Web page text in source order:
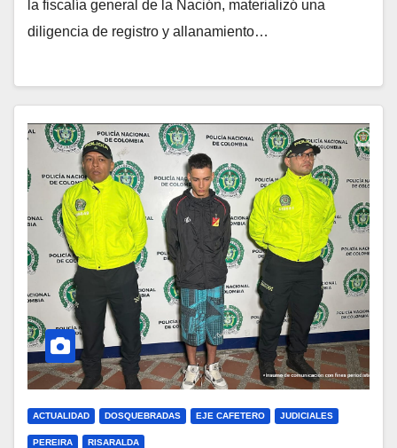
la fiscalía general de la Nación, materializó una
diligencia de registro y allanamiento…
ACTUALIDAD DOSQUEBRADAS EJE CAFETERO JUDICIALES
PEREIRA RISARALDA